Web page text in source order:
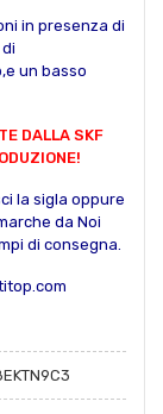
in presenza di
un basso
DALLA SKF
la sigla oppure
da Noi
di consegna.